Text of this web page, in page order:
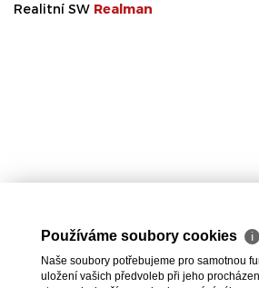
Realitní SW Realman
Používáme soubory cookies ℹ
Naše soubory potřebujeme pro samotnou
uložení vašich předvoleb při jeho